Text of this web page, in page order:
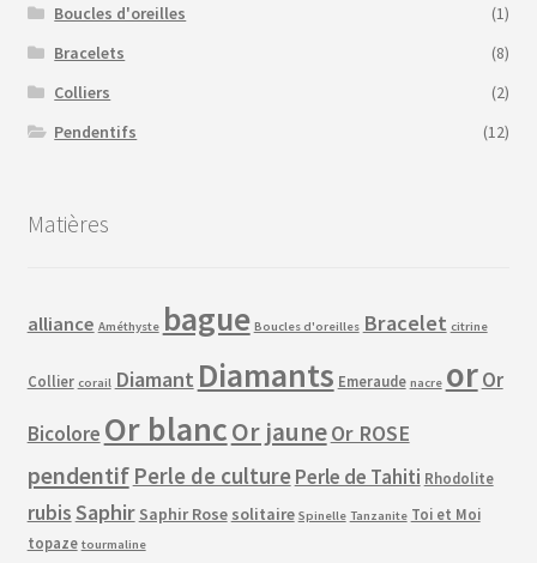
Boucles d'oreilles
(1)
Bracelets
(8)
Colliers
(2)
Pendentifs
(12)
Matières
alliance Améthyste bague Boucles d'oreilles Bracelet citrine
Collier corail Diamant Diamants Emeraude nacre orOr
Bicolore Or blancOr jauneOr ROSE
pendentif Perle de culturePerle de Tahiti Rhodolite
rubisSaphir Saphir Rose solitaire Spinelle Tanzanite Toi et Moi
topaze tourmaline